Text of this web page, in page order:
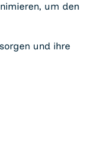
um den
und ihre